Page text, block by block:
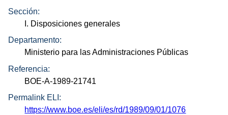
Sección:
I. Disposiciones generales
Departamento:
Ministerio para las Administraciones Públicas
Referencia:
BOE-A-1989-21741
Permalink ELI:
https://www.boe.es/eli/es/rd/1989/09/01/1076